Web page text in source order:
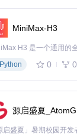
MiniMax-H3
Python
0 0
源启盛夏